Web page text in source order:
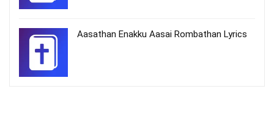
Aasathan Enakku Aasai Rombathan Lyrics